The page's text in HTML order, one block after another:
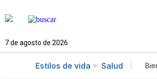
7 de agosto de 2026
Estilos de vida Salud